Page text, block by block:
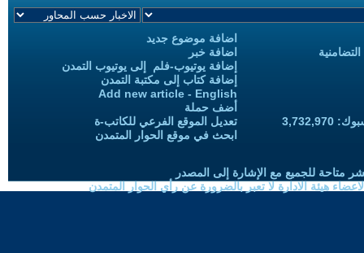
اضافة موضوع جديد
اضافة خبر
إضافة يوتيوب-فلم إلى يوتيوب التمدن
إضافة كتاب إلى مكتبة التمدن
Add new article - English
أضف حملة
تعديل الموقع الفرعي للكاتب-ة
ابحث في موقع الحوار المتمدن
متاحة للجميع مع الإشارة إلى المصدر
هيئة الادارة لا تعبر بالضرورة عن رأي الحوار المتمدن